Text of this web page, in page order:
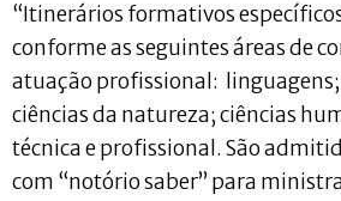
“Itinerários formativos
conforme as seguintes áreas de
atuação profissional:
ciências da natureza; ciências
técnica e profissional. São
com “notório saber” para